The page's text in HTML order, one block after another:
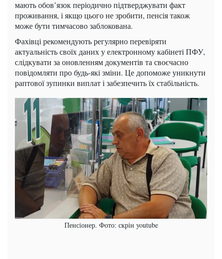
мають обов’язок періодично підтверджувати факт
проживання, і якщо цього не зробити, пенсія також
може бути тимчасово заблокована.
Фахівці рекомендують регулярно перевіряти
актуальність своїх даних у електронному кабінеті ПФУ,
слідкувати за оновленням документів та своєчасно
повідомляти про будь-які зміни. Це допоможе уникнути
раптової зупинки виплат і забезпечить їх стабільність.
Пенсіонер. Фото: скрін youtube